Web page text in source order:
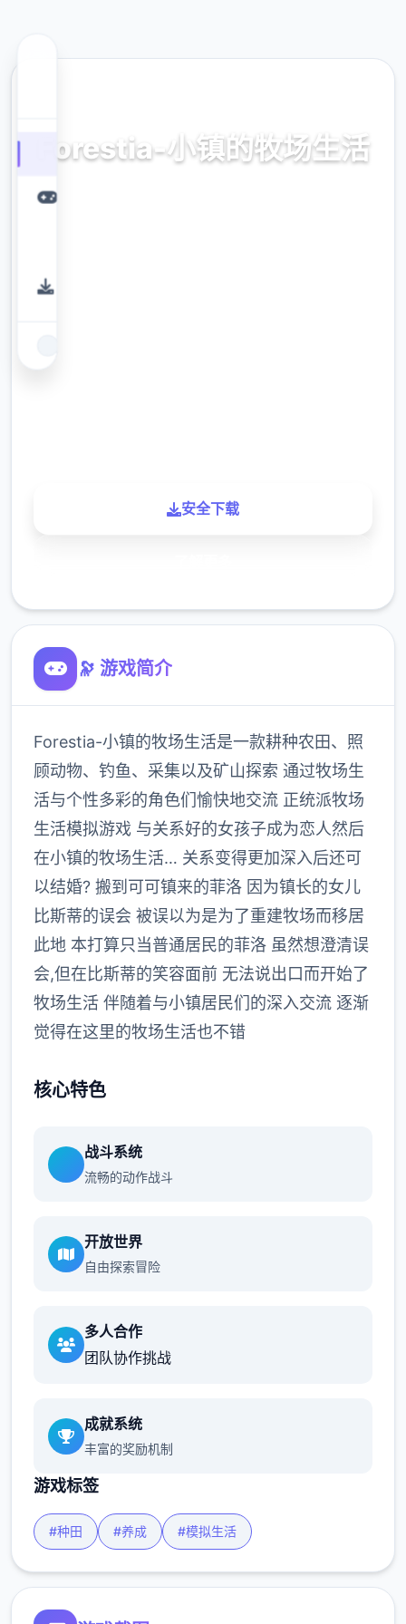
Forestia-小镇的牧场生活
官方中文，中文版，下载，攻略，mod，补丁
安全下载
🔭 游戏简介
Forestia-小镇的牧场生活是一款耕种农田、照
顾动物、钓鱼、采集以及矿山探索 通过牧场生
活与个性多彩的角色们愉快地交流 正统派牧场
生活模拟游戏 与关系好的女孩子成为恋人然后
在小镇的牧场生活… 关系变得更加深入后还可
以结婚? 搬到可可镇来的菲洛 因为镇长的女儿
比斯蒂的误会 被误以为是为了重建牧场而移居
此地 本打算只当普通居民的菲洛 虽然想澄清误
会,但在比斯蒂的笑容面前 无法说出口而开始了
牧场生活 伴随着与小镇居民们的深入交流 逐渐
觉得在这里的牧场生活也不错
核心特色
战斗系统
流畅的动作战斗
开放世界
自由探索冒险
多人合作
团队协作挑战
成就系统
丰富的奖励机制
游戏标签
#种田 #养成 #模拟生活